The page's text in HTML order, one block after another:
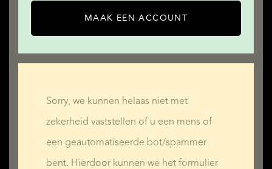
MAAK EEN ACCOUNT
Sorry, we kunnen helaas niet met
zekerheid vaststellen of u een mens of
een geautomatiseerde bot/spammer
bent. Hierdoor kunnen we het formulier